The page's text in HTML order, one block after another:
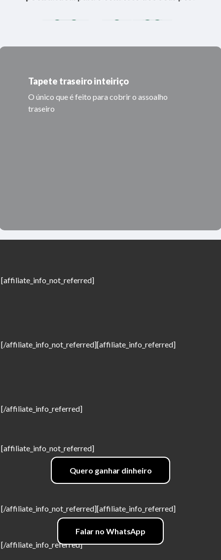
Tapete traseiro inteiriço
O único que é feito para cobrir o assoalho
traseiro
[affiliate_info_not_referred]
[/affiliate_info_not_referred][affiliate_info_referred]
[/affiliate_info_referred]
[affiliate_info_not_referred]
Quero ganhar dinheiro
[/affiliate_info_not_referred][affiliate_info_referred]
Falar no WhatsApp
[/affiliate_info_referred]